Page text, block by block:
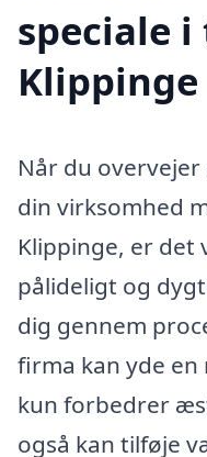
speciale
Når du
din virksomhed
Klippinge, er
pålideligt og
dig gennem
firma kan yde
kun forbedrer
også kan tilføje